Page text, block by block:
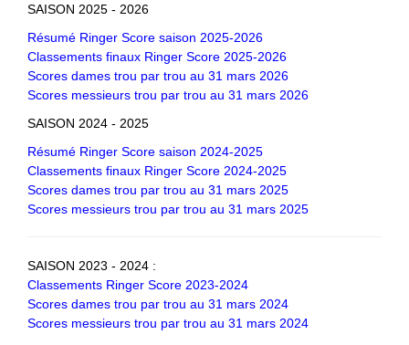
SAISON 2025 - 2026
Résumé Ringer Score saison 2025-2026
Classements finaux Ringer Score 2025-2026
Scores dames trou par trou au 31 mars 2026
Scores messieurs trou par trou au 31 mars 2026
SAISON 2024 - 2025
Résumé Ringer Score saison 2024-2025
Classements finaux Ringer Score 2024-2025
Scores dames trou par trou au 31 mars 2025
Scores messieurs trou par trou au 31 mars 2025
SAISON 2023 - 2024 :
Classements Ringer Score 2023-2024
Scores dames trou par trou au 31 mars 2024
Scores messieurs trou par trou au 31 mars 2024